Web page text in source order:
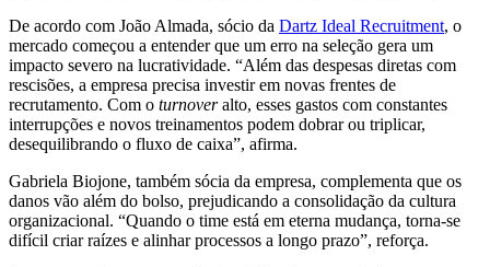
De acordo com João Almada, sócio da Dartz Ideal Recruitment, o
mercado começou a entender que um erro na seleção gera um
impacto severo na lucratividade. “Além das despesas diretas com
rescisões, a empresa precisa investir em novas frentes de
recrutamento. Com o turnoveralto, esses gastos com constantes
interrupções e novos treinamentos podem dobrar ou triplicar,
desequilibrando o fluxo de caixa”, afirma.
Gabriela Biojone, também sócia da empresa, complementa que os
danos vão além do bolso, prejudicando a consolidação da cultura
organizacional. “Quando o time está em eterna mudança, torna-se
difícil criar raízes e alinhar processos a longo prazo”, reforça.